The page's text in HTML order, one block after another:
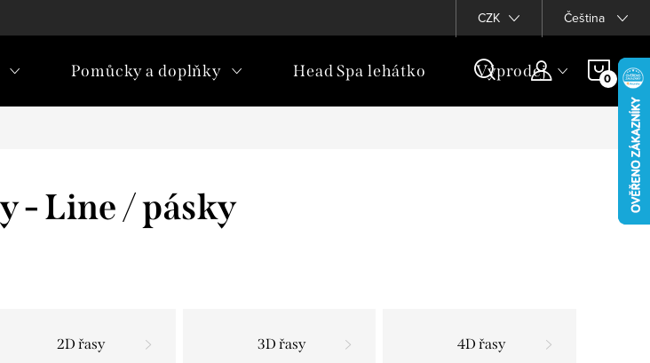
CZK Čeština
Pomůcky a doplňky Head Spa lehátko Výprodej
- Line / pásky
2D řasy 3D řasy 4D řasy